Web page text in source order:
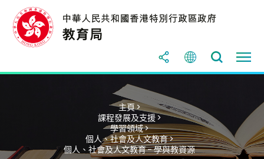
主頁 >
課程發展及支援 >
學習領域 >
個人、社會及人文教育 >
個人、社會及人文教育 - 學與教資源